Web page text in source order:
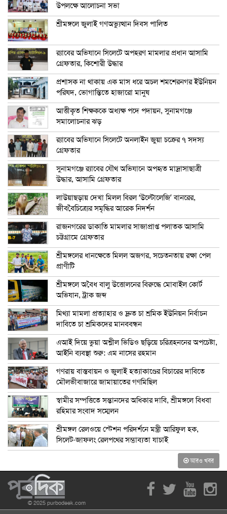
উপলক্ষে আলোচনা সভা
শ্রীমঙ্গলে জুলাই গণঅভ্যুত্থান দিবস পালিত
র‍্যাবের অভিযানে সিলেটে অপহরণ মামলার প্রধান আসামি
গ্রেফতার, কিশোরী উদ্ধার
প্রশাসক না থাকায় এক মাস ধরে অচল শমশেরনগর ইউনিয়ন
পরিষদ, ভোগান্তিতে হাজারো মানুষ
আত্তীকৃত শিক্ষককে অধ্যক্ষ পদে পদায়ন, সুনামগঞ্জে
সমালোচনার ঝড়
র‍্যাবের অভিযানে সিলেটে অনলাইন জুয়া চক্রের ৭ সদস্য
গ্রেফতার
সুনামগঞ্জে র‍্যাবের যৌথ অভিযানে অপহৃত মাদ্রাসাছাত্রী
উদ্ধার, আসামি গ্রেফতার
লাউয়াছড়ায় দেখা মিলল বিরল ‘উল্টোলেজি’ বানরের,
জীববৈচিত্র্যের সমৃদ্ধির আরেক নিদর্শন
রাজনগরের ডাকাতি মামলার সাজাপ্রাপ্ত পলাতক আসামি
চট্টগ্রামে গ্রেফতার
শ্রীমঙ্গলের ধানক্ষেতে মিলল অজগর, সচেতনতায় রক্ষা পেল
প্রাণীটি
শ্রীমঙ্গলে অবৈধ বালু উত্তোলনের বিরুদ্ধে মোবাইল কোর্ট
অভিযান, ট্রাক জব্দ
মিথ্যা মামলা প্রত্যাহার ও দ্রুত চা শ্রমিক ইউনিয়ন নির্বাচন
দাবিতে চা শ্রমিকদের মানববন্ধন
এআই দিয়ে ভুয়া অশ্লীল ভিডিও ছড়িয়ে চরিত্রহননের অপচেষ্টা,
আইনি ব্যবস্থা শুরু: এম নাসের রহমান
গণরায় বাস্তবায়ন ও জুলাই হত্যাকাণ্ডের বিচারের দাবিতে
মৌলভীবাজারে জামায়াতের গণমিছিল
স্বামীর সম্পত্তিতে সন্তানদের অধিকার দাবি, শ্রীমঙ্গলে বিধবা
রহিমার সংবাদ সম্মেলন
শ্রীমঙ্গল রেলওয়ে স্টেশন পরিদর্শনে মন্ত্রী আরিফুল হক,
সিলেট-জাফলং রেলপথের সম্ভাব্যতা যাচাই
আরও খবর
© 2025 purbodeek.com